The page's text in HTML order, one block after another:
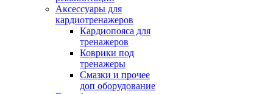
Аксессуары для
кардиотренажеров
Кардиопояса для
тренажеров
Коврики под
тренажеры
Смазки и прочее
доп оборудование